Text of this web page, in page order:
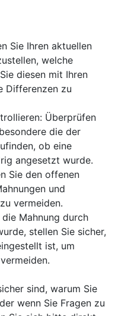
Sie Ihren aktuellen
welche
diesen mit Ihren
Differenzen zu
Überprüfen
die der
ob eine
angesetzt wurde.
Sie den offenen
und
vermeiden.
Mahnung durch
stellen Sie sicher,
ist, um
sind, warum Sie
wenn Sie Fragen zu